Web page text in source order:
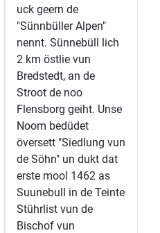
uck geern de
"Sünnbüller Alpen"
nennt. Sünnebüll lich
2 km östlie vun
Bredstedt, an de
Stroot de noo
Flensborg geiht. Unse
Noom bedüdet
översett "Siedlung vun
de Söhn" un dukt dat
erste mool 1462 as
Suunebull in de Teinte
Stührlist vun de
Bischof vun